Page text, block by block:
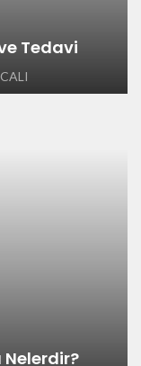
Tedavi
Nelerdir?